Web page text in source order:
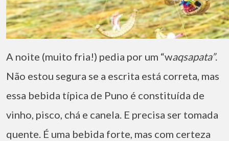
A noite (muito fria!) pedia por um “waqsapata”.
Não estou segura se a escrita está correta, mas
essa bebida típica de Puno é constituída de
vinho, pisco, chá e canela. E precisa ser tomada
quente. É uma bebida forte, mas com certeza